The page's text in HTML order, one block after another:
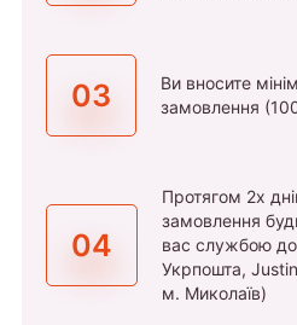
03
Ви вносите
замовлення
04
Протягом 2х
замовлення
вас службою
Укрпошта,
м. Миколаїв)